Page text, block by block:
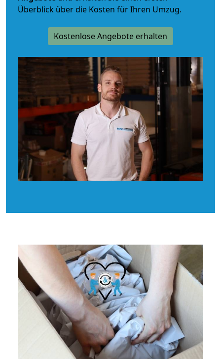
Überblick über die Kosten für Ihren Umzug.
Kostenlose Angebote erhalten